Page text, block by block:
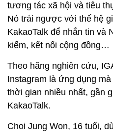
tương tác xã hội và tiêu
Nó trái ngược với thế hệ
KakaoTalk để nhắn tin và
kiếm, kết nối cộng đồng…
Theo hãng nghiên cứu,
Instagram là ứng dụng
thời gian nhiều nhất, gần
KakaoTalk.
Choi Jung Won, 16 tuổi,